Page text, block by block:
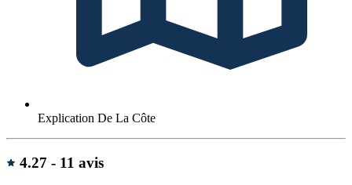
Explication De La Côte
Avis
4.27 - 11 avis